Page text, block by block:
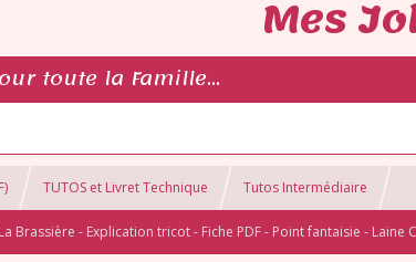
Mes
toute la Famille...
TUTOS et Livret Technique Tutos Intermédiaire
La Brassière - Explication tricot - Fiche PDF - Point fantaisie -